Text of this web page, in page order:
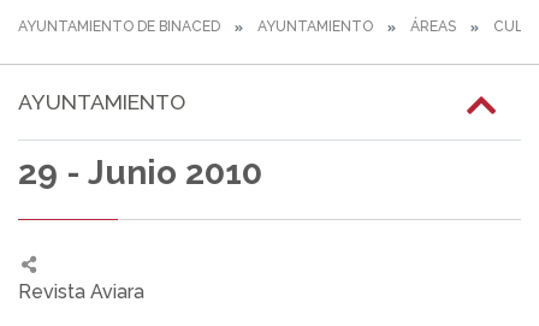
AYUNTAMIENTO DE BINACED AYUNTAMIENTO ÁREAS
AYUNTAMIENTO
29 - Junio 2010
Revista Aviara